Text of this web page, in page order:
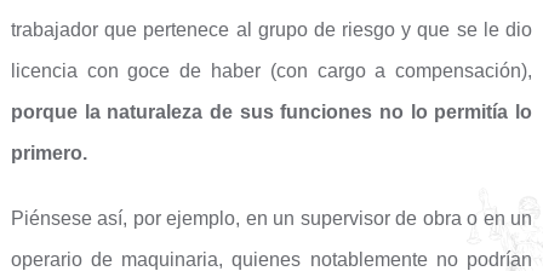
trabajador que pertenece al grupo de riesgo y que se le dio
licencia con goce de haber (con cargo a compensación),
porque la naturaleza de sus funciones no lo permitía lo
primero.
Piénsese así, por ejemplo, en un supervisor de obra o en un
operario de maquinaria, quienes notablemente no podrían